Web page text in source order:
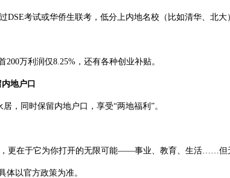
考试或华侨生联考，低分上内地名校（比如清华、北大
万利润仅8.25%，还有各种创业补贴。
地户口
同时保留内地户口，享受“两地福利”。
在于它为你打开的无限可能——事业、教育、生活……但
以官方政策为准。